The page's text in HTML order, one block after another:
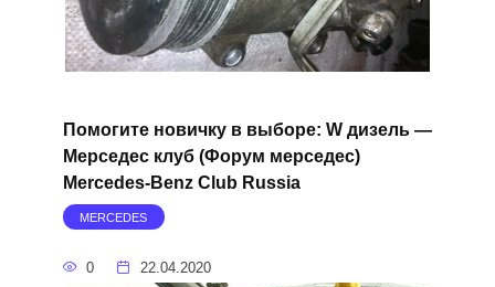
Помогите новичку в выборе: W дизель —
Мерседес клуб (Форум мерседес)
Mercedes-Benz Club Russia
MERCEDES
0 22.04.2020